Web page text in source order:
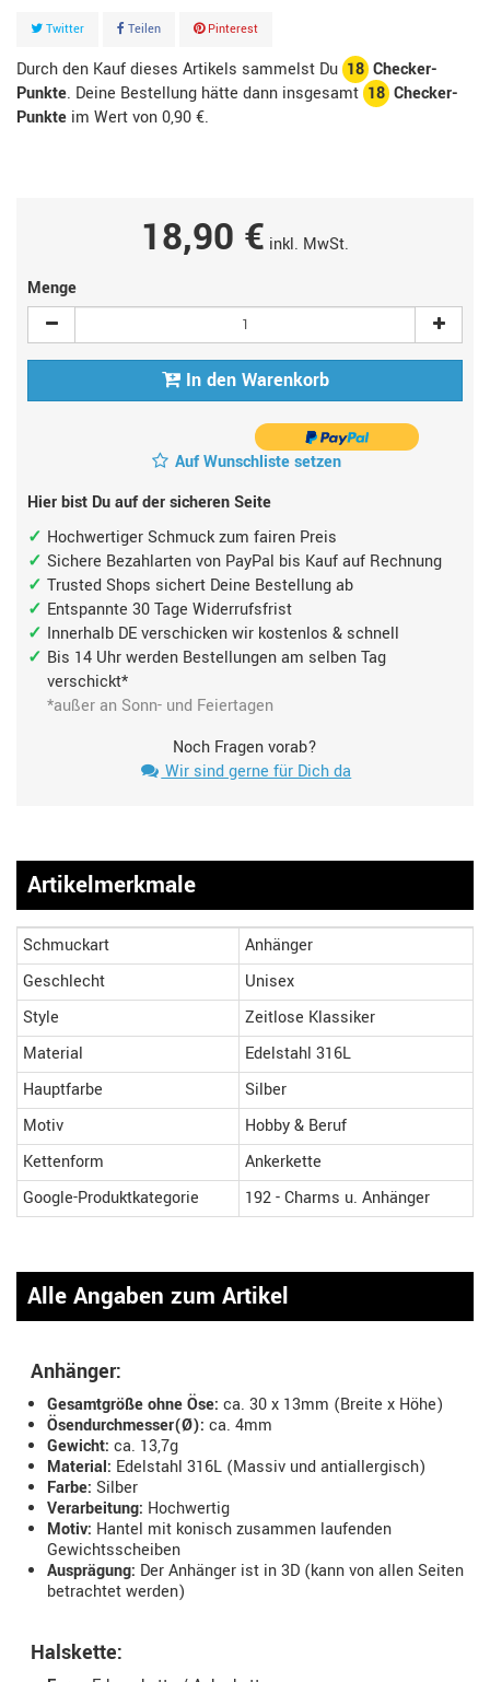
Twitter Teilen Pinterest
Durch den Kauf dieses Artikels sammelst Du 18 Checker-
Punkte. Deine Bestellung hätte dann insgesamt 18 Checker-
Punkte im Wert von0,90 €.
18,90 € inkl. MwSt.
Menge
In den Warenkorb
Auf Wunschliste setzen
Hier bist Du auf der sicheren Seite
Hochwertiger Schmuck zum fairen Preis
Sichere Bezahlarten von PayPal bis Kauf auf Rechnung
Trusted Shops sichert Deine Bestellung ab
Entspannte 30 Tage Widerrufsfrist
Innerhalb DE verschicken wir kostenlos & schnell
Bis 14 Uhr werden Bestellungen am selben Tag
verschickt*
*außer an Sonn- und Feiertagen
Noch Fragen vorab?
Wir sind gerne für Dich da
Artikelmerkmale
Schmuckart
Anhänger
Geschlecht
Unisex
Style
Zeitlose Klassiker
Material
Edelstahl 316L
Hauptfarbe
Silber
Motiv
Hobby & Beruf
Kettenform
Ankerkette
Google-Produktkategorie
192 - Charms u. Anhänger
Alle Angaben zum Artikel
Anhänger:
Gesamtgröße ohne Öse: ca. 30 x 13mm (Breite x Höhe)
Ösendurchmesser(Ø): ca. 4mm
Gewicht: ca. 13,7g
Material: Edelstahl 316L (Massiv und antiallergisch)
Farbe: Silber
Verarbeitung: Hochwertig
Motiv: Hantel mit konisch zusammen laufenden
Gewichtsscheiben
Ausprägung: Der Anhänger ist in 3D (kann von allen Seiten
betrachtet werden)
Halskette: